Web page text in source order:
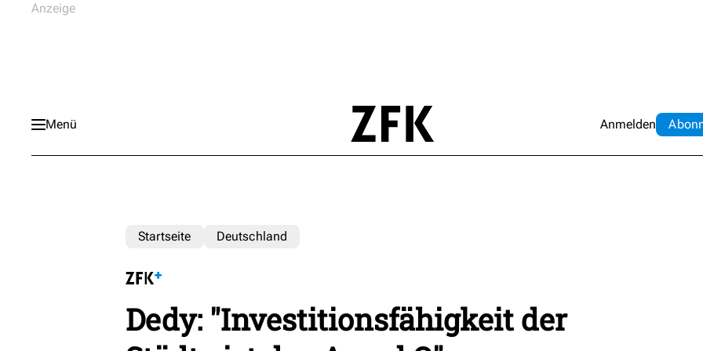
Menü Anmelden Abo
Startseite Deutschland
Dedy: "Investitionsfähigkeit der